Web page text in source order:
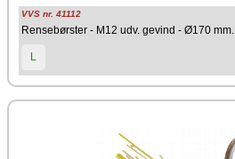
VVS nr. 41112
Rensebørster - M12 udv. gevind - Ø170 mm.
L